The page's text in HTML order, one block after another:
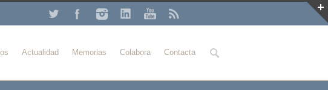
Buscar
Actualidad Memorias Colabora Contacta